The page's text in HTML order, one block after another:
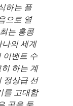
하는 플
으로 열
는 홍콩
나의 세계
이벤트 수
하는 계
정상급 선
를 고대합